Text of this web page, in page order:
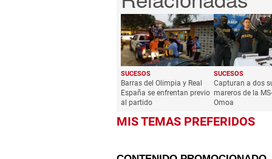
SUCESOS
Barras del Olimpia y Real
España se enfrentan previo
al partido
SUCESOS
Capturan a dos
mareros de la
Omoa
MIS TEMAS PREFERIDOS